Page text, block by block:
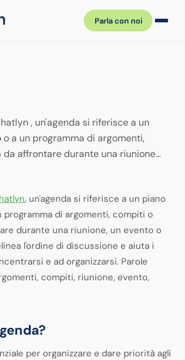
Parla con noi
, un'agenda si riferisce a un
a un programma di argomenti,
affrontare durante una riunione…
, un'agenda si riferisce a un piano
di argomenti, compiti o
durante una riunione, un evento o
l'ordine di discussione e aiuta i
e ad organizzarsi. Parole
compiti, riunione, evento,
per organizzare e dare priorità agli